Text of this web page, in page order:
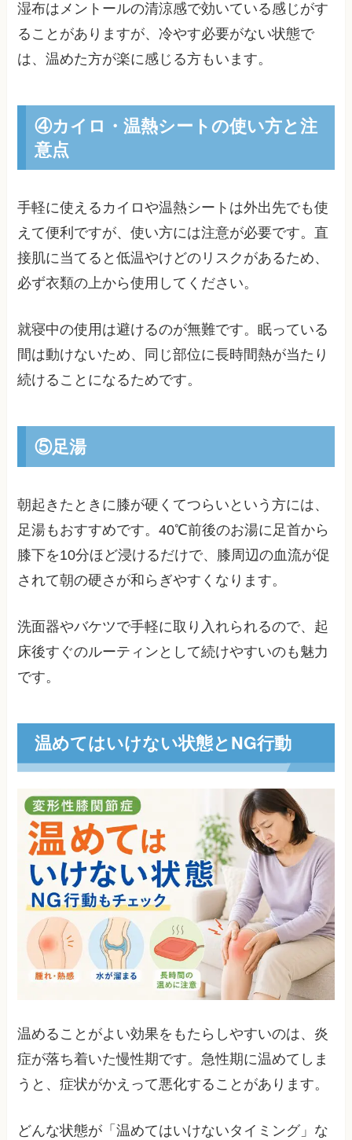
湿布はメントールの清涼感で効いている感じがす
ることがありますが、冷やす必要がない状態で
は、温めた方が楽に感じる方もいます。
④カイロ・温熱シートの使い方と注
意点
手軽に使えるカイロや温熱シートは外出先でも使
えて便利ですが、使い方には注意が必要です。直
接肌に当てると低温やけどのリスクがあるため、
必ず衣類の上から使用してください。
就寝中の使用は避けるのが無難です。眠っている
間は動けないため、同じ部位に長時間熱が当たり
続けることになるためです。
⑤足湯
朝起きたときに膝が硬くてつらいという方には、
足湯もおすすめです。40℃前後のお湯に足首から
膝下を10分ほど浸けるだけで、膝周辺の血流が促
されて朝の硬さが和らぎやすくなります。
洗面器やバケツで手軽に取り入れられるので、起
床後すぐのルーティンとして続けやすいのも魅力
です。
温めてはいけない状態とNG行動
温めることがよい効果をもたらしやすいのは、炎
症が落ち着いた慢性期です。急性期に温めてしま
うと、症状がかえって悪化することがあります。
どんな状態が「温めてはいけないタイミング」な